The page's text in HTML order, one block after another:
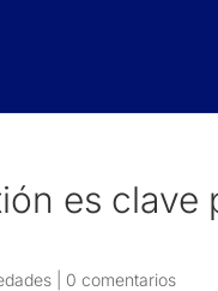
es
0 comentarios